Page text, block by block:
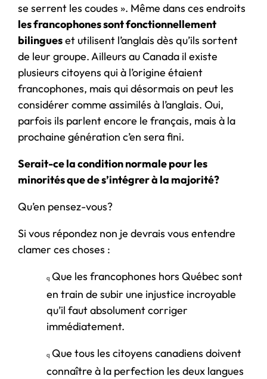
se serrent les coudes ». Même dans ces endroits
les francophones sont fonctionnellement
bilingueset utilisent l’anglais dès qu’ils sortent
de leur groupe. Ailleurs au Canada il existe
plusieurs citoyens qui à l’origine étaient
francophones, mais qui désormais on peut les
considérer comme assimilés à l’anglais. Oui,
parfois ils parlent encore le français, mais à la
prochaine génération c’en sera fini.
Serait-ce la condition normale pour les
minorités que de s’intégrer à la majorité?
Qu’en pensez-vous?
Si vous répondez non je devrais vous entendre
clamer ces choses :
q Que les francophones hors Québec sont
en train de subir une injustice incroyable
qu’il faut absolument corriger
immédiatement.
q Que tous les citoyens canadiens doivent
connaître à la perfection les deux langues